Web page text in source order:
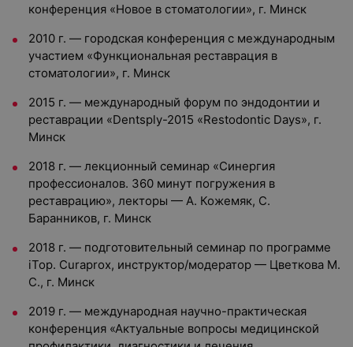
конференция «Новое в стоматологии», г. Минск
2010 г. — городская конференция с международным
участием «Функциональная реставрация в
стоматологии», г. Минск
2015 г. — международный форум по эндодонтии и
реставрации «Dentsply-2015 «Restodontic Days», г.
Минск
2018 г. — лекционный семинар «Синергия
профессионалов. 360 минут погружения в
реставрацию», лекторы — А. Кожемяк, С.
Баранников, г. Минск
2018 г. — подготовительный семинар по программе
iTop. Curaprox, инструктор/модератор — Цветкова М.
С., г. Минск
2019 г. — международная научно-практическая
конференция «Актуальные вопросы медицинской